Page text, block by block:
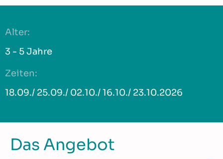
Alter:
3 - 5 Jahre
Zeiten:
18.09./ 25.09./ 02.10./ 16.10./ 23.10.2026
Das Angebot